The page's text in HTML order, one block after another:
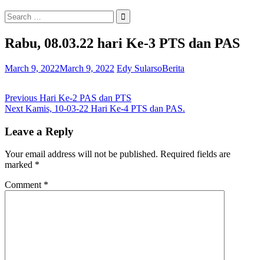
Search
for:
Rabu, 08.03.22 hari Ke-3 PTS dan PAS
March 9, 2022March 9, 2022 Edy SularsoBerita
Post
navigation
Previous Previous
post:
Hari Ke-2 PAS dan PTS
Next Next
Kamis, 10-03-22 Hari Ke-4 PTS dan PAS.
Leave a Reply
Your email address will not be published. Required fields are
marked *
Comment *